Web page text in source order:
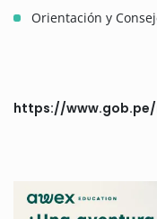
Orientación y